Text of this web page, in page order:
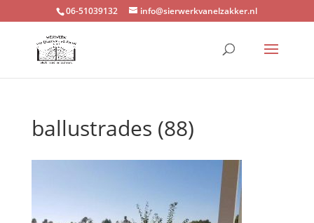
06-51039132 info@sierwerkvanelzakker.nl
ballustrades (88)